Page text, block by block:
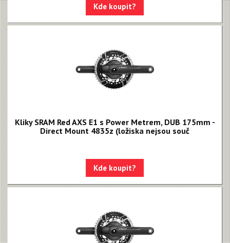
Kde koupit?
Kliky SRAM Red AXS E1 s Power Metrem, DUB 175mm -
Direct Mount 4835z (ložiska nejsou souč
Kde koupit?